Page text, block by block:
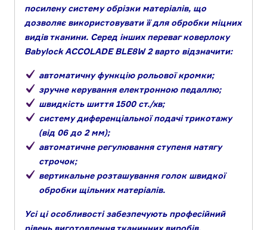
посилену систему обрізки матеріалів, що
дозволяє використовувати її для обробки міцних
видів тканини. Серед інших переваг коверлоку
Babylock ACCOLADE BLE8W 2 варто відзначити:
автоматичну функцію рольової кромки;
зручне керування електронною педаллю;
швидкість шиття 1500 ст./хв;
систему диференціальної подачі трикотажу
(від 06 до 2 мм);
автоматичне регулювання ступеня натягу
строчок;
вертикальне розташування голок швидкої
обробки щільних матеріалів.
Усі ці особливості забезпечують професійний